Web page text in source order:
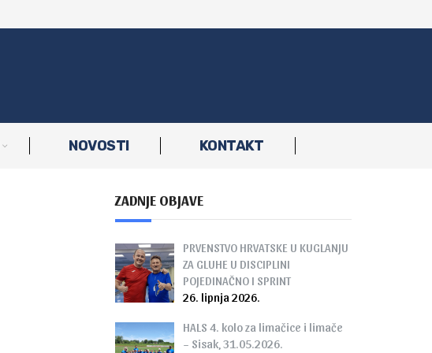
NOVOSTI KONTAKT
ZADNJE OBJAVE
PRVENSTVO HRVATSKE U KUGLANJU
ZA GLUHE U DISCIPLINI
POJEDINAČNO I SPRINT
26. lipnja 2026.
HALS 4. kolo za limačice i limače
– Sisak, 31.05.2026.